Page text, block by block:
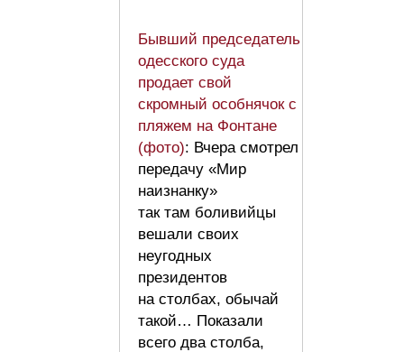
Бывший председатель
одесского суда
продает свой
скромный особнячок с
пляжем на Фонтане
(фото): Вчера смотрел
передачу «Мир
наизнанку»
так там боливийцы
вешали своих
неугодных
президентов
на столбах, обычай
такой… Показали
всего два столба,